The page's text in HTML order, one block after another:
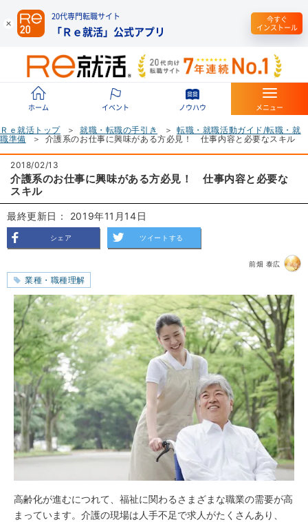
20代専門転職サイト
「Ｒｅ就活」公式アプリ
今すぐ
インストール
ホーム イベント ノウハウ メニュー
Ｒｅ就活トップ 就職・転職の手引き
転職・就職活動ガイド/転職・就
職準備
介護系のお仕事に興味がある方必見！ 仕事内容と必要なスキル
2018/02/13
介護系のお仕事に興味がある方必見！ 仕事内容と必要な
スキル
最終更新日： 2019年11月14日
シェア ツイートする
前畑 泰広
業種・職種理解
高齢化が進むにつれて、福祉に関わるさまざまな職業の需要が高
まっています。介護の現場は人手不足で求人がたくさんあり、